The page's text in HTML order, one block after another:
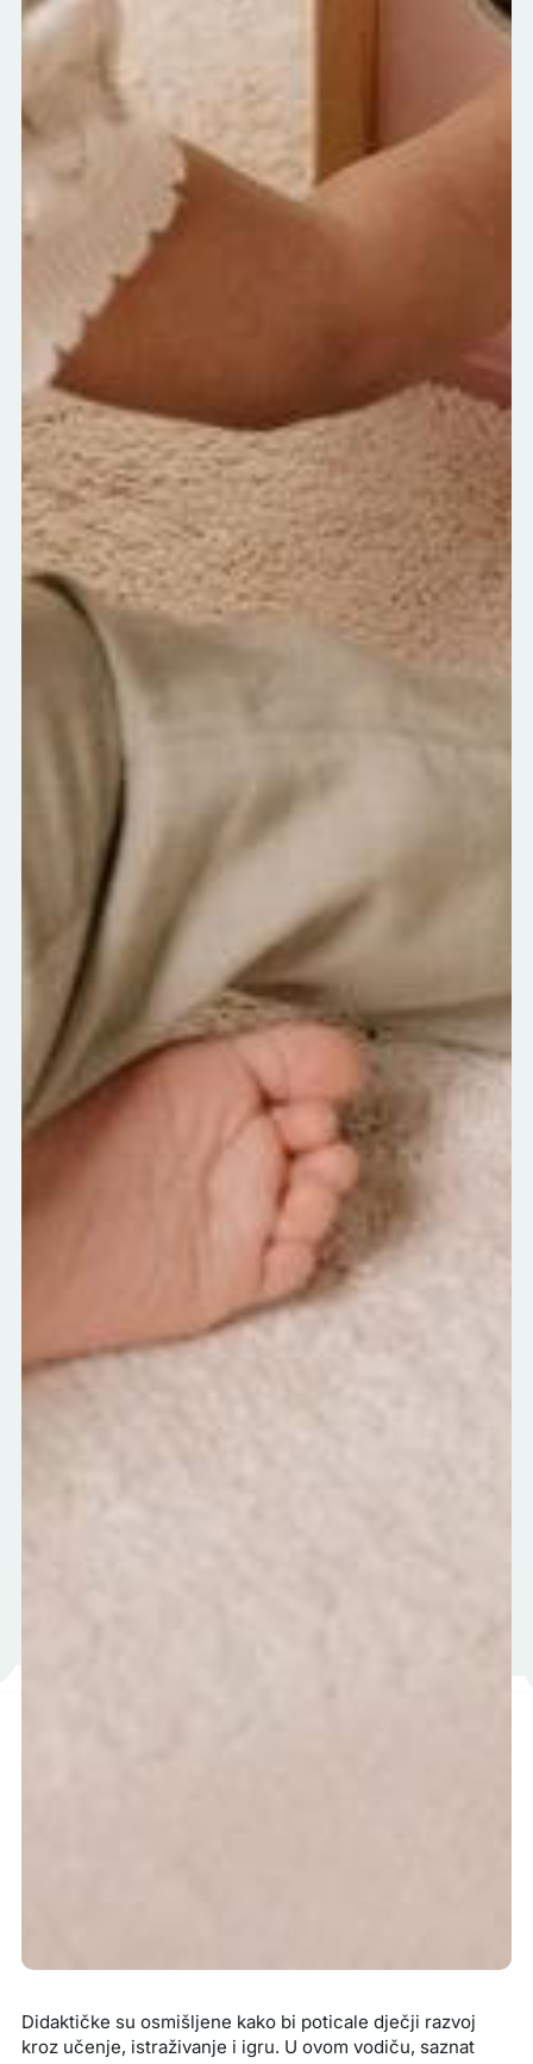
Didaktičke su osmišljene kako bi poticale dječji razvoj
kroz učenje, istraživanje i igru. U ovom vodiču, saznat